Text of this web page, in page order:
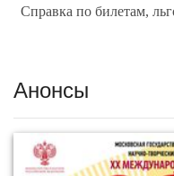
Справка по билетам,
Анонсы